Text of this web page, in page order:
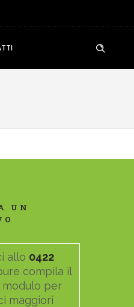
UN
allo 0422
compila il
per
maggiori